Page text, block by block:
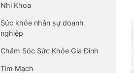
Nhi Khoa
Sức khỏe nhân sự doanh
nghiệp
Chăm Sóc Sức Khỏe Gia Đình
Tim Mạch